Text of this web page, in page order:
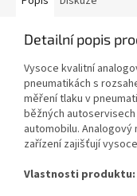
Detailní popis
Vysoce kvalitní
pneumatikách s
měření tlaku v
běžných
automobilu.
zařízení zajišťují
Vlastnosti produktu: